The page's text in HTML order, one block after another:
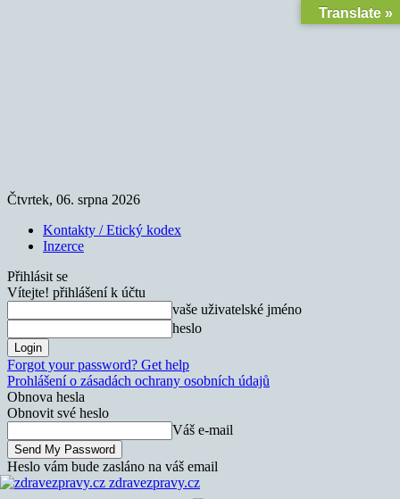
Čtvrtek, 06. srpna 2026
Kontakty / Etický kodex
Inzerce
Přihlásit se
Vítejte! přihlášení k účtu
vaše uživatelské jméno
heslo
Forgot your password? Get help
Prohlášení o zásadách ochrany osobních údajů
Obnova hesla
Obnovit své heslo
Váš e-mail
Heslo vám bude zasláno na váš email
zdravezpravy.cz
Translate »